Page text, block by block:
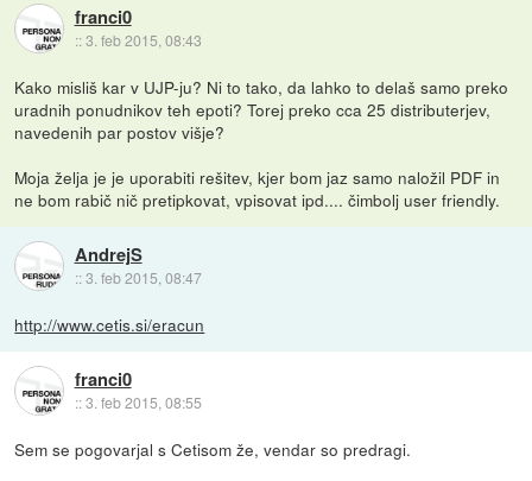
franci0
::3. feb 2015, 08:43
Kako misliš kar v UJP-ju? Ni to tako, da lahko to delaš samo preko
uradnih ponudnikov teh epoti? Torej preko cca 25 distributerjev,
navedenih par postov višje?
Moja želja je je uporabiti rešitev, kjer bom jaz samo naložil PDF in
ne bom rabič nič pretipkovat, vpisovat ipd.... čimbolj user friendly.
AndrejS
::3. feb 2015, 08:47
http://www.cetis.si/eracun
franci0
::3. feb 2015, 08:55
Sem se pogovarjal s Cetisom že, vendar so predragi.